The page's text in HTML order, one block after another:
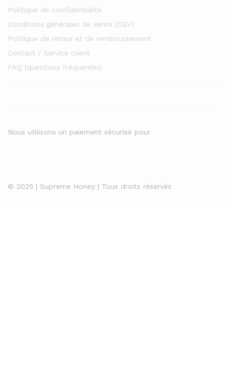
Politique de confidentialité
Conditions générales de vente (CGV)
Politique de retour et de remboursement
Contact / Service client
FAQ (questions fréquentes)
© 2025 | Supreme Honey | Tous droits réservés
Nous utilisons un paiement sécurisé pour